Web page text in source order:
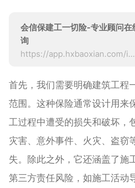
会信保建工一切险-专业顾问在
询
https://app.hxbaoxian.com/insurance?p=1&l=20&t=5&c=0&sourceType=web
首先，我们需要明确建筑工程
范围。这种保险通常设计用来
工过程中遭受的损失和破坏，
灾害、意外事件、火灾、盗窃
失。除此之外，它还涵盖了施
第三方责任风险，如施工活动